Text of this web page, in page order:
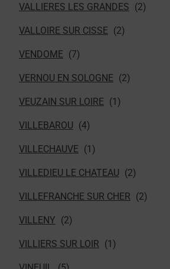
VALLIERES LES GRANDES
VALLOIRE SUR CISSE
VENDOME
VERNOU EN SOLOGNE
VEUZAIN SUR LOIRE
VILLEBAROU
VILLECHAUVE
VILLEDIEU LE CHATEAU
VILLEFRANCHE SUR CHER
VILLENY
VILLIERS SUR LOIR